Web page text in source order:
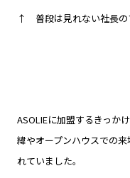
↑ 普段は見れない社長の
ASOLIEに加盟するきっか
緯やオープンハウスでの
れていました。